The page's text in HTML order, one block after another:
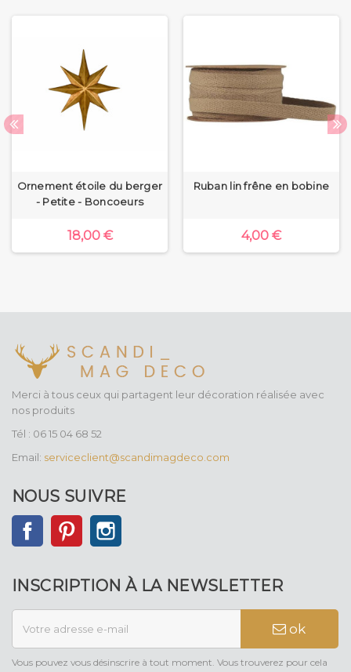
Ornement étoile du berger
- Petite - Boncoeurs
18,00 €
Ruban lin frêne en bobine
4,00 €
Merci à tous ceux qui partagent leur décoration réalisée avec
nos produits
Tél : 06 15 04 68 52
Email: serviceclient@scandimagdeco.com
NOUS SUIVRE
FacebookPinterest
INSCRIPTION À LA NEWSLETTER
ok
Vous pouvez vous désinscrire à tout moment. Vous trouverez pour cela